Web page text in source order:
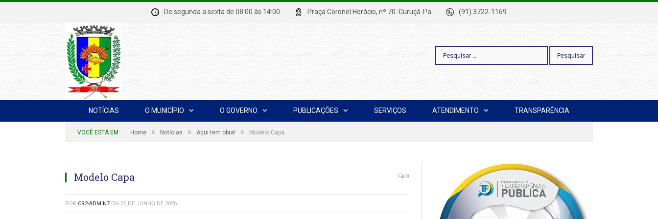
De segunda a sexta de 08:00 às 14:00 Praça Coronel Horácio, nº 70. Curuçá-Pa (91) 3722-1169
Pesquisar
por:
NOTÍCIAS O MUNICÍPIO O GOVERNO PUBLICAÇÕES SERVIÇOS ATENDIMENTO TRANSPARÊNCIA
VOCÊ ESTÁ EM: Home » Notícias » Aqui tem obra! » Modelo Capa
Modelo Capa 0
POR CR2-ADMIN7 EM 25 DE JUNHO DE 2026